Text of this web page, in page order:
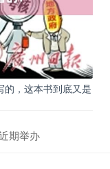
的，这本书到底又是
期举办